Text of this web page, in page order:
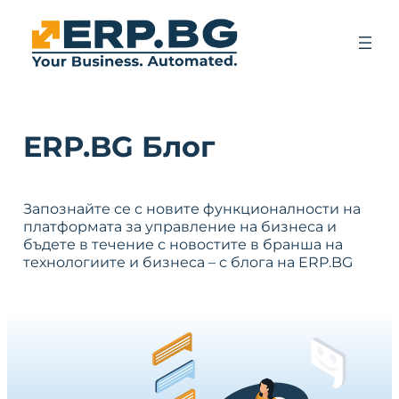
ERP.BG Блог
Запознайте се с новите функционалности на
платформата за управление на бизнеса и
бъдете в течение с новостите в бранша на
технологиите и бизнеса – с блога на ERP.BG